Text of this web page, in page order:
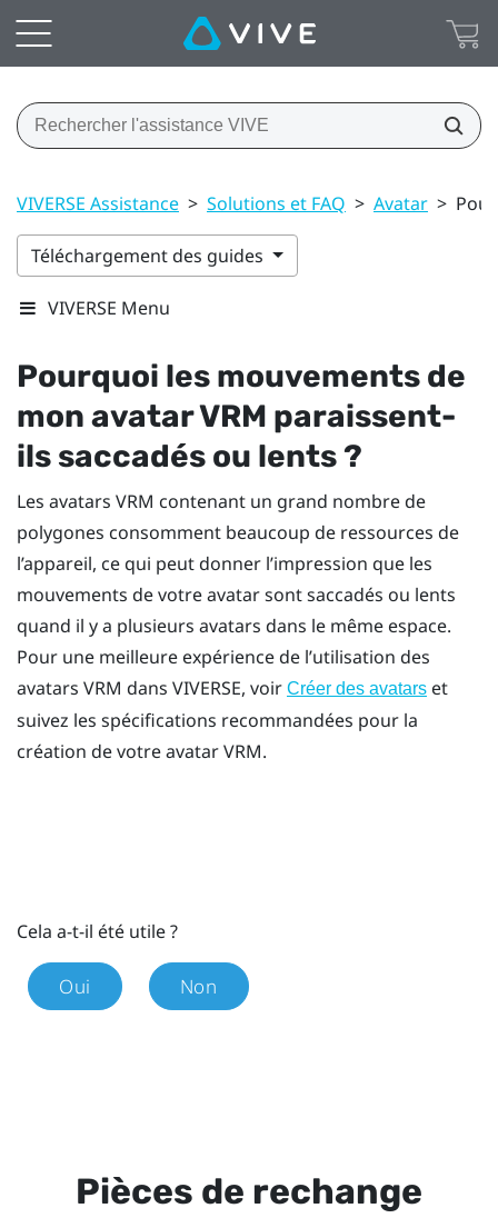
VIVERSE Assistance > Solutions et FAQ > Avatar >
Téléchargement des guides
VIVERSE Menu
Pourquoi les mouvements de
mon avatar VRM paraissent-
ils saccadés ou lents ?
Les avatars VRM contenant un grand nombre de
polygones consomment beaucoup de ressources de
l’appareil, ce qui peut donner l’impression que les
mouvements de votre avatar sont saccadés ou lents
quand il y a plusieurs avatars dans le même espace.
Pour une meilleure expérience de l’utilisation des
avatars VRM dans VIVERSE, voir Créer des avatars et
suivez les spécifications recommandées pour la
création de votre avatar VRM.
Cela a-t-il été utile ?
Oui Non
Pièces de rechange